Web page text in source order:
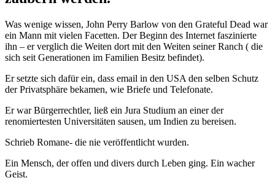
Was wenige wissen, John Perry Barlow von den Grateful Dead war
ein Mann mit vielen Facetten. Der Beginn des Internet faszinierte
ihn – er verglich die Weiten dort mit den Weiten seiner Ranch ( die
sich seit Generationen im Familien Besitz befindet).
Er setzte sich dafür ein, dass email in den USA den selben Schutz
der Privatsphäre bekamen, wie Briefe und Telefonate.
Er war Bürgerrechtler, ließ ein Jura Studium an einer der
renomiertesten Universitäten sausen, um Indien zu bereisen.
Schrieb Romane- die nie veröffentlicht wurden.
Ein Mensch, der offen und divers durch Leben ging. Ein wacher
Geist.